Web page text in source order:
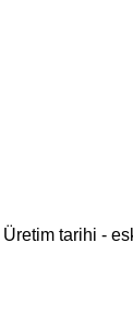
Üretim tarihi -